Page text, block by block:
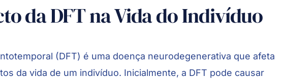
da DFT na Vida do Indivíduo
(DFT) é uma doença neurodegenerativa que afeta
da vida de um indivíduo. Inicialmente, a DFT pode causar